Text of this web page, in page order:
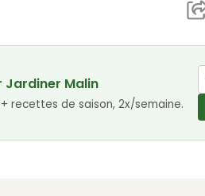
Jardiner Malin
recettes de saison, 2x/semaine.